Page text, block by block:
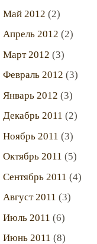
Май 2012 (2)
Апрель 2012 (2)
Март2012 (3)
Февраль 2012 (3)
Январь 2012 (3)
Декабрь 2011 (2)
Ноябрь 2011 (3)
Октябрь 2011 (5)
Сентябрь 2011 (4)
Август2011 (3)
Июль 2011 (6)
Июнь 2011 (8)